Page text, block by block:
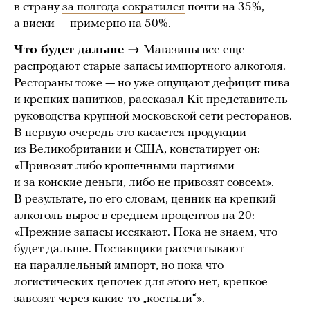
в странуза полгода сократился почти на 35%,
а виски — примерно на 50%.
Что будет дальше → Магазины все еще
распродают старые запасы импортного алкоголя.
Рестораны тоже — но уже ощущают дефицит пива
и крепких напитков, рассказал Kit представитель
руководства крупной московской сети ресторанов.
В первую очередь это касается продукции
из Великобритании и США, констатирует он:
«Привозят либо крошечными партиями
и за конские деньги, либо не привозят совсем».
В результате, по его словам, ценник на крепкий
алкоголь вырос в среднем процентов на 20:
«Прежние запасы иссякают. Пока не знаем, что
будет дальше. Поставщики рассчитывают
на параллельный импорт, но пока что
логистических цепочек для этого нет, крепкое
завозят через какие-то „костыли“».